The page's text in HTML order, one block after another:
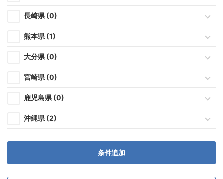
長崎県 (0)
熊本県 (1)
大分県 (0)
宮崎県 (0)
鹿児島県 (0)
沖縄県 (2)